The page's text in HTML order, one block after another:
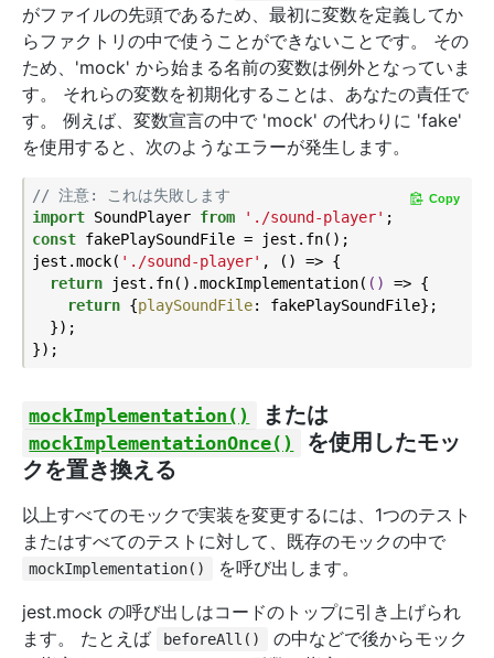
がファイルの先頭であるため、最初に変数を定義してか
らファクトリの中で使うことができないことです。 その
ため、'mock' から始まる名前の変数は例外となっていま
す。 それらの変数を初期化することは、あなたの責任で
す。 例えば、変数宣言の中で 'mock' の代わりに 'fake'
を使用すると、次のようなエラーが発生します。
// 注意: これは失敗します
import SoundPlayer from './sound-player'
const fakePlaySoundFile = jest.fn();
jest.mock( './sound-player' , () => {
return jest.fn().mockImplementation( () => {
return {playSoundFile: fakePlaySoundFile};
  });
Copy
mockImplementation() または
mockImplementationOnce()
を使用したモッ
クを置き換える
以上すべてのモックで実装を変更するには、1つのテスト
またはすべてのテストに対して、既存のモックの中で
mockImplementation()
を呼び出します。
jest.mock の呼び出しはコードのトップに引き上げられ
ます。 たとえば
beforeAll()
の中などで後からモック